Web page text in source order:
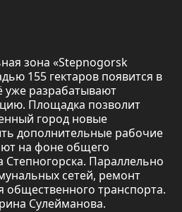
зона «Stepnogorsk
155 гектаров появится в
уже разрабатывают
Площадка позволит
город новые
дополнительные рабочие
на фоне общего
Степногорска. Параллельно
сетей, ремонт
общественного транспорта.
Сулейманова.